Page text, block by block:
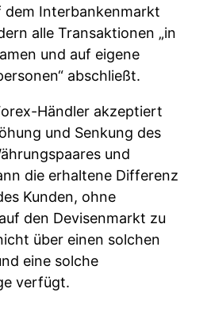
dem Interbankenmarkt
alle Transaktionen „in
und auf eigene
abschließt.
Händler akzeptiert
und Senkung des
und
die erhaltene Differenz
Kunden, ohne
den Devisenmarkt zu
über einen solchen
eine solche
verfügt.